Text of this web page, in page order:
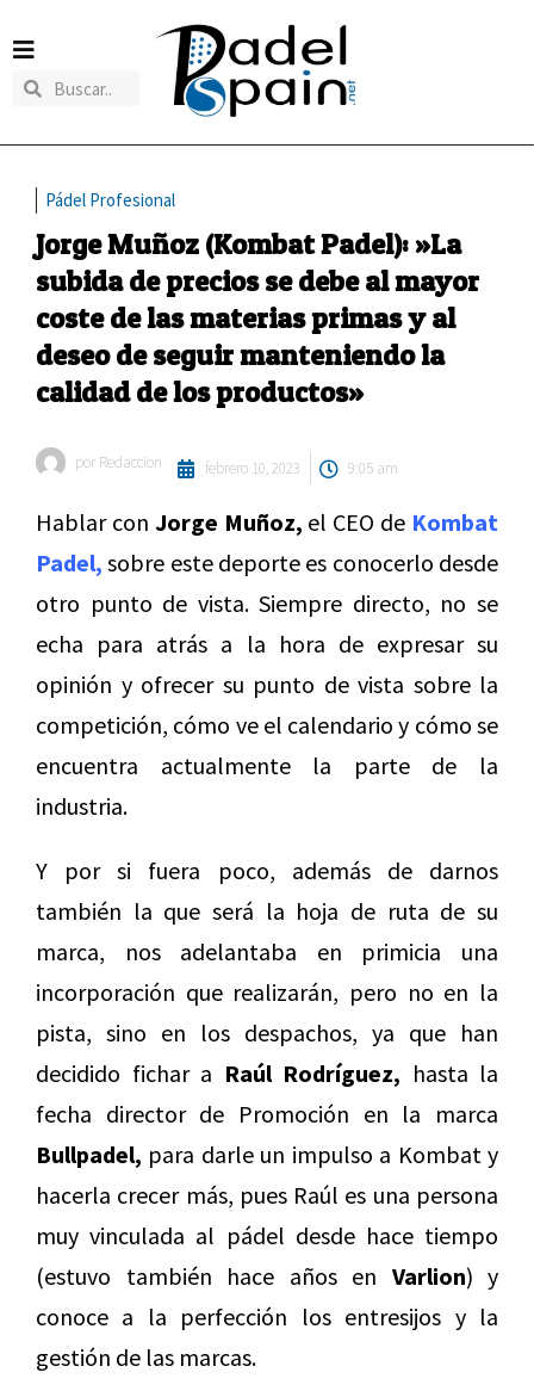
Pádel Profesional
Jorge Muñoz (Kombat Padel): »La
subida de precios se debe al mayor
coste de las materias primas y al
deseo de seguir manteniendo la
calidad de los productos»
por Redaccion febrero 10, 2023 9:05 am
Hablar con Jorge Muñoz, el CEO de Kombat
Padel, sobre este deporte es conocerlo desde
otro punto de vista. Siempre directo, no se
echa para atrás a la hora de expresar su
opinión y ofrecer su punto de vista sobre la
competición, cómo ve el calendario y cómo se
encuentra actualmente la parte de la
industria.
Y por si fuera poco, además de darnos
también la que será la hoja de ruta de su
marca, nos adelantaba en primicia una
incorporación que realizarán, pero no en la
pista, sino en los despachos, ya que han
decidido fichar a Raúl Rodríguez, hasta la
fecha director de Promoción en la marca
Bullpadel, para darle un impulso a Kombat y
hacerla crecer más, pues Raúl es una persona
muy vinculada al pádel desde hace tiempo
(estuvo también hace años en Varlion) y
conoce a la perfección los entresijos y la
gestión de las marcas.